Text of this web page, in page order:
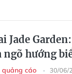
Jade
ngõ hướng
quảng cáo 30/06/